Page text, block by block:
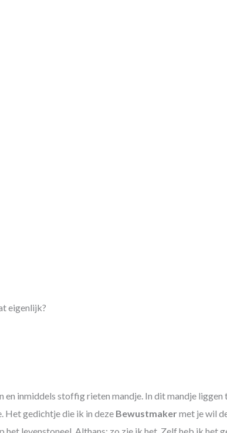
inmiddels stoffig rieten mandje. In dit mandje
Het gedichtje die ik in deze Bewustmaker met je wil